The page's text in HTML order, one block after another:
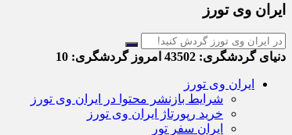
ایران وی تورز
دنیای گردشگری: امروز گردشگری:
ایران وی تورز
شرایط بازنشر محتوا در ایران وی تورز
خرید رپورتاژ ایران وی تورز
ایران سفر تور